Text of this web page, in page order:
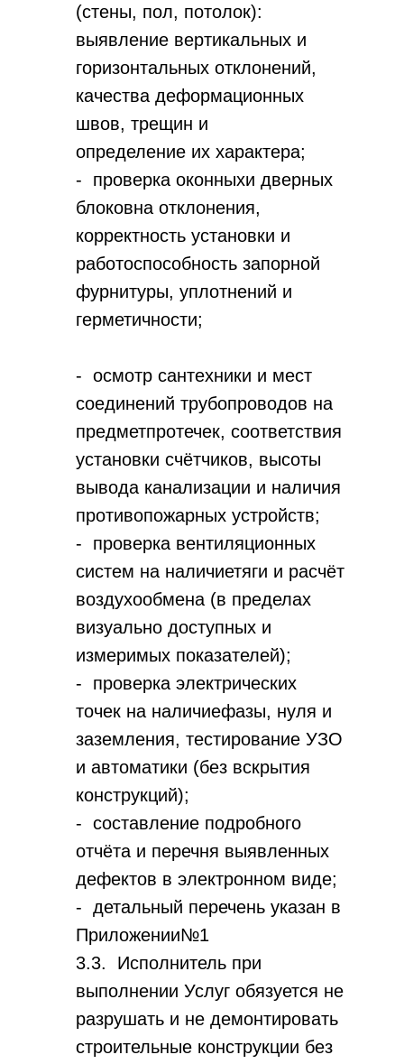
(стены, пол, потолок):
выявление вертикальных и
горизонтальных отклонений,
качества деформационных
швов, трещин и
определение их характера;
- проверка оконныхи дверных
блоковна отклонения,
корректность установки и
работоспособность запорной
фурнитуры, уплотнений и
герметичности;
- осмотр сантехники и мест
соединений трубопроводов на
предметпротечек, соответствия
установки счётчиков, высоты
вывода канализации и наличия
противопожарных устройств;
- проверка вентиляционных
систем на наличиетяги и расчёт
воздухообмена (в пределах
визуально доступных и
измеримых показателей);
- проверка электрических
точек на наличиефазы, нуля и
заземления, тестирование УЗО
и автоматики (без вскрытия
конструкций);
- составление подробного
отчёта и перечня выявленных
дефектов в электронном виде;
- детальный перечень указан в
Приложении№1
3.3. Исполнитель при
выполнении Услуг обязуется не
разрушать и не демонтировать
строительные конструкции без